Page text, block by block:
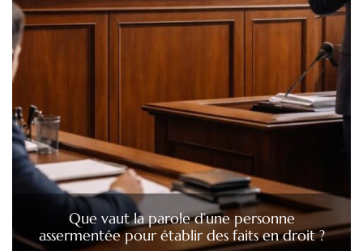
Que vaut la parole d’une personne
assermentée pour établir des faits en droit ?